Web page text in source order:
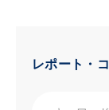
レポート・